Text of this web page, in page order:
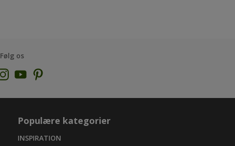
Følg os
Populære kategorier
INSPIRATION